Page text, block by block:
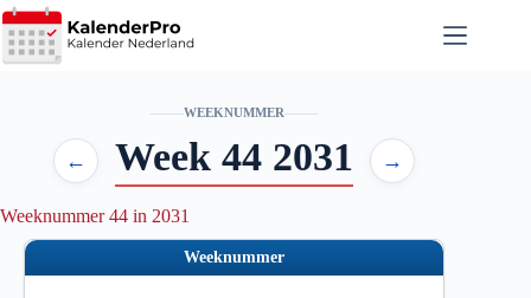
Ga
naar
de
WEEKNUMMER
← Week 44 2031 →
Weeknummer 44 in 2031
Weeknummer